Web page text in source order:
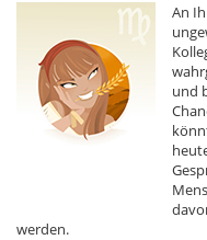
An
und
werden.